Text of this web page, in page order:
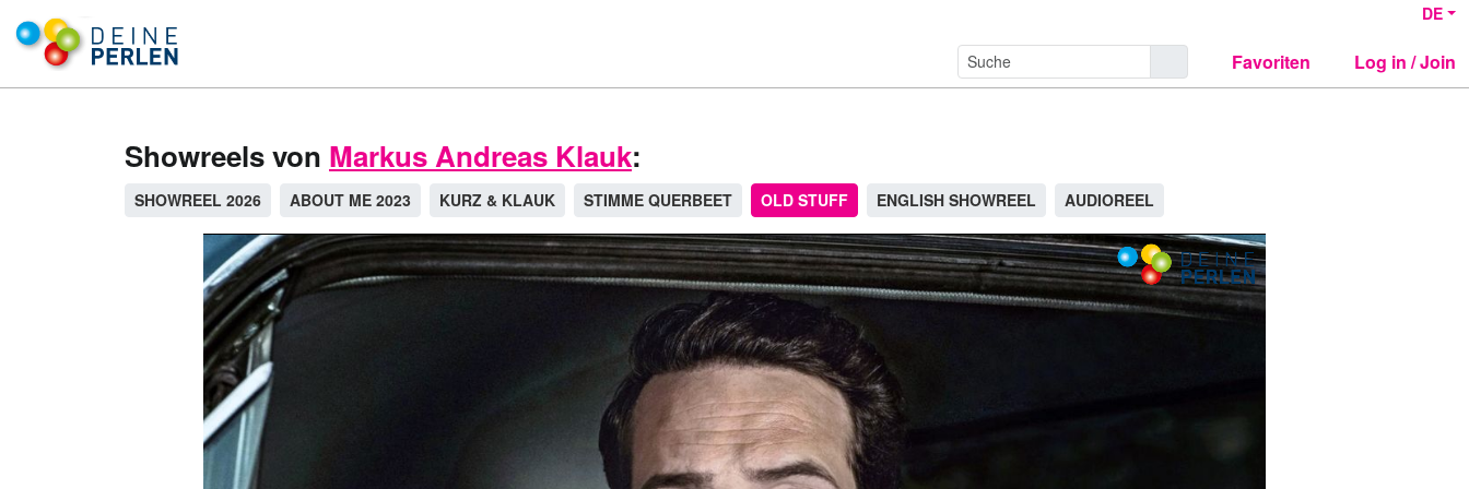
DE
Favoriten Log in / Join
Showreels von Markus Andreas Klauk:
SHOWREEL 2026 ABOUT ME 2023 KURZ & KLAUK STIMME QUERBEET OLD STUFF ENGLISH SHOWREEL AUDIOREEL